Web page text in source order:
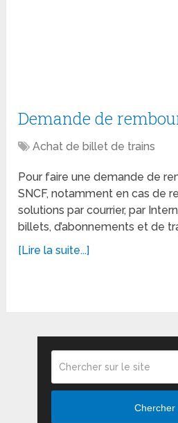
Demande de
Achat de billet de trains
Pour faire une demande de
SNCF, notamment en cas de
solutions par courrier, par
billets, d’abonnements et de
[Lire la suite...]
Chercher